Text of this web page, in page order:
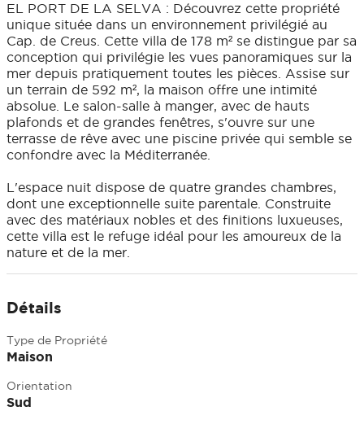
EL PORT DE LA SELVA : Découvrez cette propriété
unique située dans un environnement privilégié au
Cap. de Creus. Cette villa de 178 m² se distingue par sa
conception qui privilégie les vues panoramiques sur la
mer depuis pratiquement toutes les pièces. Assise sur
un terrain de 592 m², la maison offre une intimité
absolue. Le salon-salle à manger, avec de hauts
plafonds et de grandes fenêtres, s'ouvre sur une
terrasse de rêve avec une piscine privée qui semble se
confondre avec la Méditerranée.
L'espace nuit dispose de quatre grandes chambres,
dont une exceptionnelle suite parentale. Construite
avec des matériaux nobles et des finitions luxueuses,
cette villa est le refuge idéal pour les amoureux de la
nature et de la mer.
Détails
Type de Propriété
Maison
Orientation
Sud